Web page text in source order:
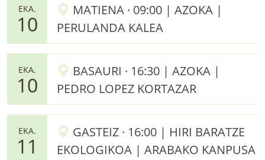
EKA.
10
MATIENA · 09:00 | AZOKA |
PERULANDA KALEA
EKA.
10
BASAURI · 16:30 | AZOKA |
PEDRO LOPEZ KORTAZAR
EKA.
11
GASTEIZ · 16:00 | HIRI BARATZE
EKOLOGIKOA | ARABAKO KANPUSA